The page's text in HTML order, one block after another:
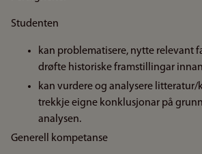
Studenten
kan problematisere, nytte relevant
drøfte historiske framstillingar
kan vurdere og analysere
trekkje eigne konklusjonar på
analysen.
Generell kompetanse